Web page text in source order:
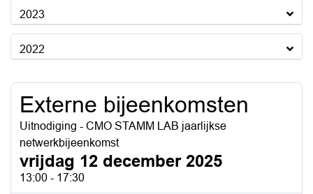
2023
2022
Externe bijeenkomsten
Uitnodiging - CMO STAMM LAB jaarlijkse
netwerkbijeenkomst
vrijdag 12 december 2025
13:00 - 17:30